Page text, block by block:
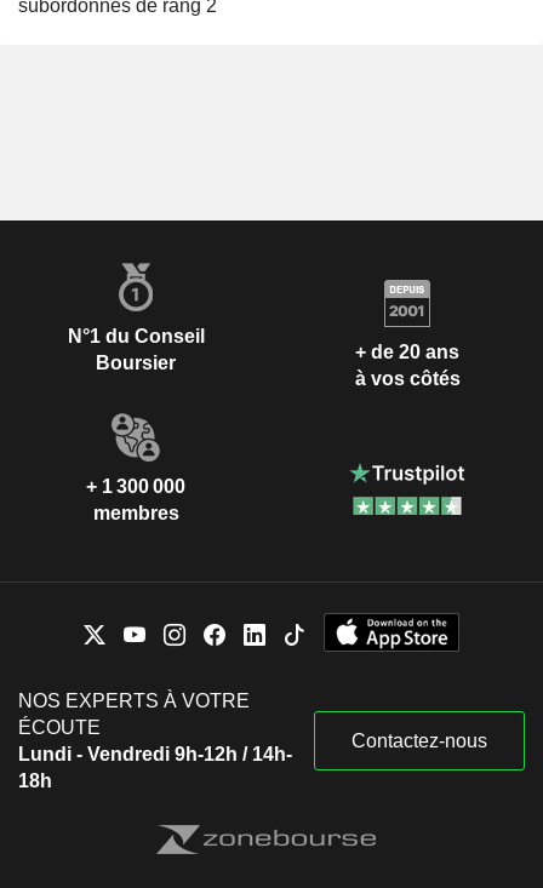
subordonnés de rang 2
N°1 du Conseil
Boursier
+ de 20 ans
à vos côtés
+ 1 300 000
membres
NOS EXPERTS À VOTRE
ÉCOUTE
Lundi - Vendredi 9h-12h / 14h-
18h
Contactez-nous